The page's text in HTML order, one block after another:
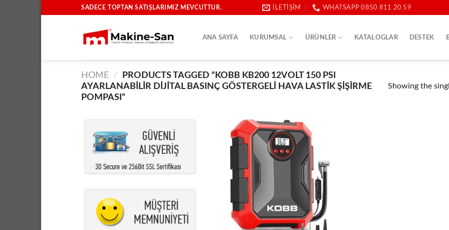
SADECE TOPTAN SATIŞLARIMIZ MEVCUTTUR. İLETIŞIM WHATSAPP 0850 811 20 59
ANA SAYFA KURUMSAL ÜRÜNLER KATALOGLAR DESTEK
HOME /
PRODUCTS TAGGED “KOBB KB200 12VOLT 150 PSI
AYARLANABILIR DIJITAL BASINÇ GÖSTERGELI HAVA LASTIK ŞIŞIRME
POMPASI”
Showing the